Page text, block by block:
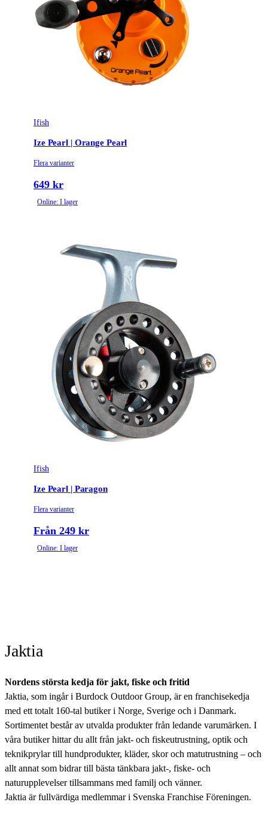
Ifish
Ize Pearl | Orange Pearl
Flera varianter
649 kr
Online: I lager
Ifish
Ize Pearl | Paragon
Flera varianter
Från 249 kr
Online: I lager
Jaktia
Nordens största kedja för jakt, fiske och fritid
Jaktia, som ingår i Burdock Outdoor Group, är en franchisekedja
med ett totalt 160-tal butiker i Norge, Sverige och i Danmark.
Sortimentet består av utvalda produkter från ledande varumärken. I
våra butiker hittar du allt från jakt- och fiskeutrustning, optik och
teknikprylar till hundprodukter, kläder, skor och matutrustning – och
allt annat som bidrar till bästa tänkbara jakt-, fiske- och
naturupplevelser tillsammans med familj och vänner.
Jaktia är fullvärdiga medlemmar i Svenska Franchise Föreningen.